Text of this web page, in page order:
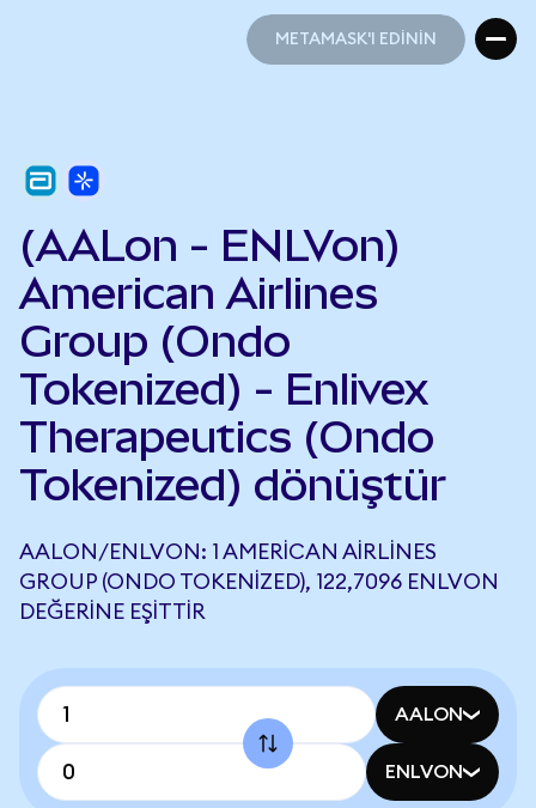
METAMASK'I EDİNİN
(AALon - ENLVon)
American Airlines
Group (Ondo
Tokenized) - Enlivex
Therapeutics (Ondo
Tokenized) dönüştür
AALON/ENLVON: 1 AMERICAN AIRLINES
GROUP (ONDO TOKENIZED), 122,7096 ENLVON
DEĞERINE EŞITTIR
AALON
ENLVON